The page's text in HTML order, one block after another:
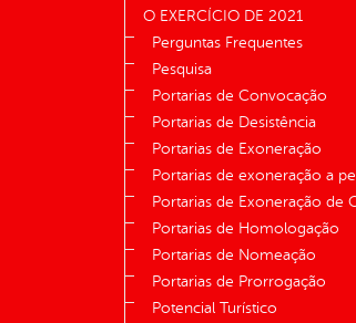
O EXERCÍCIO DE 2021
Perguntas Frequentes
Pesquisa
Portarias de Convocação
Portarias de Desistência
Portarias de Exoneração
Portarias de exoneração a
Portarias de Exoneração de
Portarias de Homologação
Portarias de Nomeação
Portarias de Prorrogação
Potencial Turístico